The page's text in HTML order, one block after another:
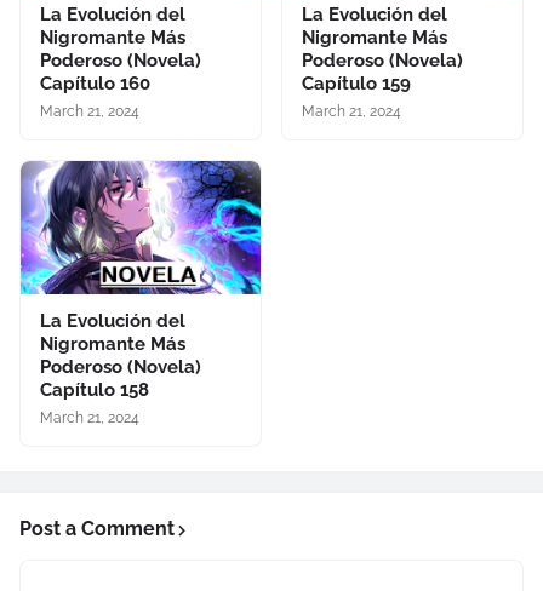
La Evolución del
Nigromante Más
Poderoso (Novela)
Capítulo 160
March 21, 2024
La Evolución del
Nigromante Más
Poderoso (Novela)
Capítulo 159
March 21, 2024
La Evolución del
Nigromante Más
Poderoso (Novela)
Capítulo 158
March 21, 2024
Post a Comment